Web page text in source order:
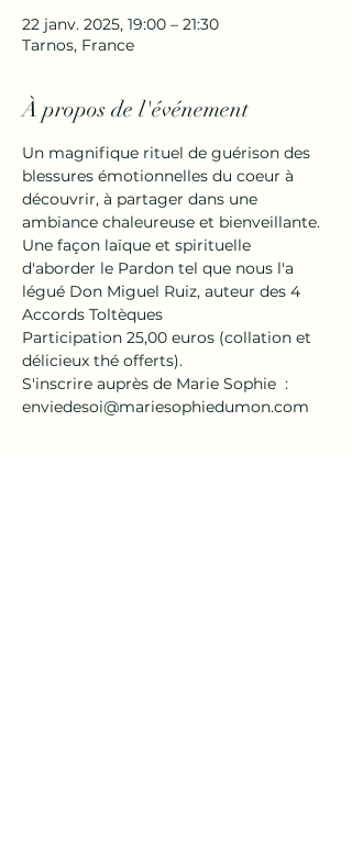
22 janv. 2025, 19:00 – 21:30
Tarnos, France
À propos de l'événement
Un magnifique rituel de guérison des
blessures émotionnelles du coeur à
découvrir, à partager dans une
ambiance chaleureuse et bienveillante.
Une façon laïque et spirituelle
d'aborder le Pardon tel que nous l'a
légué Don Miguel Ruiz, auteur des 4
Accords Toltèques
Participation 25,00 euros (collation et
délicieux thé offerts).
S'inscrire auprès de Marie Sophie  :
enviedesoi@mariesophiedumon.com